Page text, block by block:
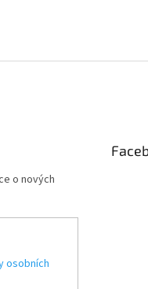
o nových
osobních